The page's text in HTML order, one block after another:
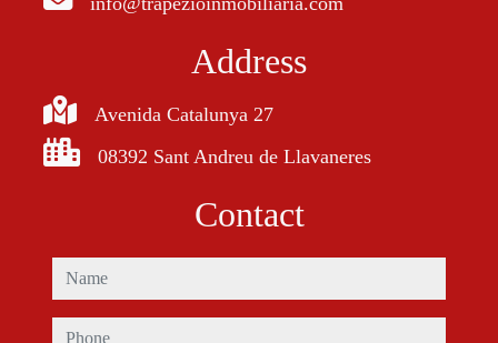
Address
Avenida Catalunya 27
08392 Sant Andreu de Llavaneres
Contact
name
phone